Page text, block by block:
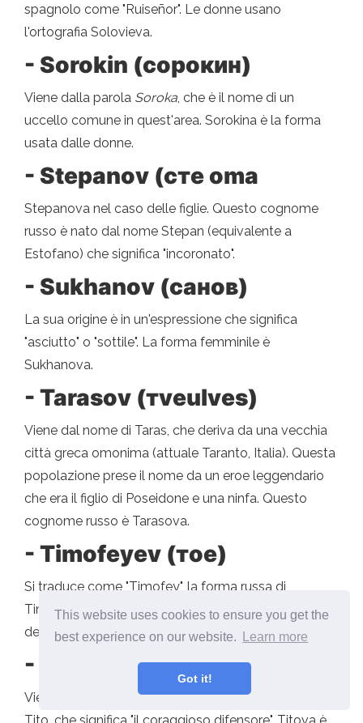
This website uses cookies to ensure you get the
best experience on our website.
Learn more
Got it!
spagnolo come "Ruiseñor". Le donne usano
l'ortografia Solovieva.
- Sorokin (сорокин)
Viene dalla parola Soroka, che è il nome di un
uccello comune in quest'area. Sorokina è la forma
usata dalle donne.
- Stepanov (сте oma
Stepanova nel caso delle figlie. Questo cognome
russo è nato dal nome Stepan (equivalente a
Estofano) che significa "incoronato".
- Sukhanov (санов)
La sua origine è in un'espressione che significa
"asciutto" o "sottile". La forma femminile è
Sukhanova.
- Tarasov (тveulves)
Viene dal nome di Taras, che deriva da una vecchia
città greca omonima (attuale Taranto, Italia). Questa
popolazione prese il nome da un eroe leggendario
che era il figlio di Poseidone e una ninfa. Questo
cognome russo è Tarasova.
- Timofeyev (тое)
Si traduce come "Timofey", la forma russa di
Timoteo, che significa "Colui che ama Dio". Nel caso
delle figlie, viene utilizzato Timofeyeva.
- Titov (тote)
Viene dal nome russo Tit, che è la variante locale di